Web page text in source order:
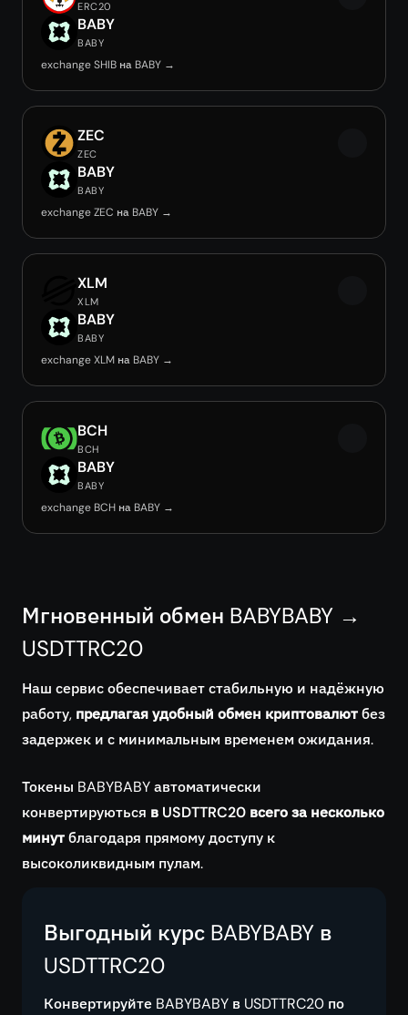
ERC20
BABY
BABY
exchange SHIB на BABY →
ZEC
ZEC
BABY
BABY
exchange ZEC на BABY →
XLM
XLM
BABY
BABY
exchange XLM на BABY →
BCH
BCH
BABY
BABY
exchange BCH на BABY →
Мгновенный обмен BABYBABY →
USDTTRC20
Наш сервис обеспечивает стабильную и надёжную
работу, предлагая удобный обмен криптовалютбез
задержек и с минимальным временем ожидания.
Токены BABYBABY автоматически
конвертируються в USDTTRC20 всего за несколько
минутблагодаря прямому доступу к
высоколиквидным пулам.
Выгодный курс BABYBABY в
USDTTRC20
Конвертируйте BABYBABY в USDTTRC20 по